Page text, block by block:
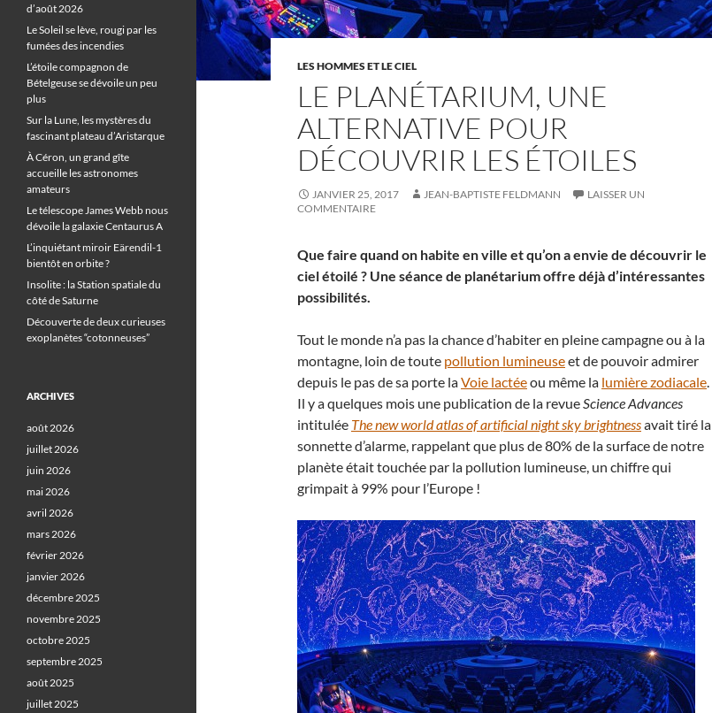
LES HOMMES ET LE CIEL
LE PLANÉTARIUM, UNE
ALTERNATIVE POUR
DÉCOUVRIR LES ÉTOILES
JANVIER 25, 2017 JEAN-BAPTISTE FELDMANN
LAISSER UN
COMMENTAIRE
Que faire quand on habite en ville et qu’on a envie de découvrir le
ciel étoilé ? Une séance de planétarium offre déjà d’intéressantes
possibilités.
Tout le monde n’a pas la chance d’habiter en pleine campagne ou à la
montagne, loin de toute pollution lumineuseet de pouvoir admirer
depuis le pas de sa porte laVoie lactéeou même la lumière zodiacale.
Il y a quelques mois une publication de la revueScience Advances
intitulée The new world atlas of artificial night sky brightnessavait tiré la
sonnette d’alarme, rappelant que plus de 80% de la surface de notre
planète était touchée par la pollution lumineuse, un chiffre qui
grimpait à 99% pour l’Europe !
d’août 2026
Le Soleil se lève, rougi par les
fumées des incendies
L’étoile compagnon de
Bételgeuse se dévoile un peu
plus
Sur la Lune, les mystères du
fascinant plateau d’Aristarque
À Céron, un grand gîte
accueille les astronomes
amateurs
Le télescope James Webb nous
dévoile la galaxie Centaurus A
L’inquiétant miroir Eärendil-1
bientôt en orbite ?
Insolite : la Station spatiale du
côté de Saturne
Découverte de deux curieuses
exoplanètes “cotonneuses”
ARCHIVES
août 2026
juillet 2026
juin 2026
mai 2026
avril 2026
mars 2026
février 2026
janvier 2026
décembre 2025
novembre 2025
octobre 2025
septembre 2025
août 2025
juillet 2025